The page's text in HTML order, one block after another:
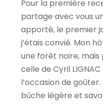
Pour la première
partage avec vous
apporté, le premier
j’étais convié. Mon
une forêt noire, mais
celle de Cyril
l’occasion de
bûche légère et